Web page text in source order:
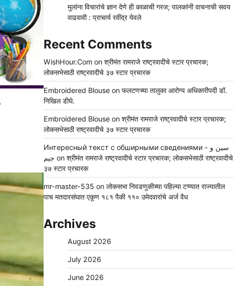
मुलांना विचारांचे ज्ञान देणे ही काळाची गरज; पालकांनी वाचनाची सवय
वाढवावी : प्राचार्य रवींद्र येवले
Recent Comments
WishHour.Comon श्रीमंत रामराजे राष्ट्रवादीचे स्टार प्रचारक;
लोकसभेसाठी राष्ट्रवादीचे ३७ स्टार प्रचारक
Embroidered Blouseon फलटणच्या तालुका आरोग्य अधिकारीपदी डॉ.
निखिल डीघे.
Embroidered Blouseon श्रीमंत रामराजे राष्ट्रवादीचे स्टार प्रचारक;
लोकसभेसाठी राष्ट्रवादीचे ३७ स्टार प्रचारक
Интересный текст с обширными сведениями - سين و
جيم on श्रीमंत रामराजे राष्ट्रवादीचे स्टार प्रचारक; लोकसभेसाठी राष्ट्रवादीचे
३७ स्टार प्रचारक
mr-master-535 on लोकसभा निवडणुकीच्या पहिल्या टप्प्यात राज्यातील
पाच मतदारसंघात एकूण १८१ पैकी ११० उमेदवारांचे अर्ज वैध
Archives
August 2026
July 2026
June 2026